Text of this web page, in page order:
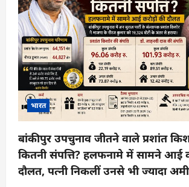
भारत
बांकीपुर उपचुनाव जीतने वाले प्रशांत
कितनी संपत्ति? हलफनामे में सामने आई
दौलत, पत्नी निकलीं उनसे भी ज्यादा